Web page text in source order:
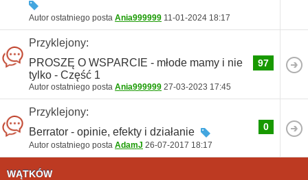
Autor ostatniego posta Ania999999 11-01-2024 18:17
Przyklejony:
PROSZĘ O WSPARCIE - młode mamy i nie
tylko - Część 1
Autor ostatniego posta Ania999999 27-03-2023 17:45
97
Przyklejony:
Berrator - opinie, efekty i działanie
Autor ostatniego posta AdamJ 26-07-2017 18:17
0
WĄTKÓW